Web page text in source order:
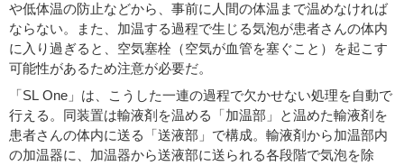
や低体温の防止などから、事前に人間の体温まで温めなければ
ならない。また、加温する過程で生じる気泡が患者さんの体内
に入り過ぎると、空気塞栓（空気が血管を塞ぐこと）を起こす
可能性があるため注意が必要だ。
「SL One」は、こうした一連の過程で欠かせない処理を自動で
行える。同装置は輸液剤を温める「加温部」と温めた輸液剤を
患者さんの体内に送る「送液部」で構成。輸液剤から加温部内
の加温器に、加温器から送液部に送られる各段階で気泡を除